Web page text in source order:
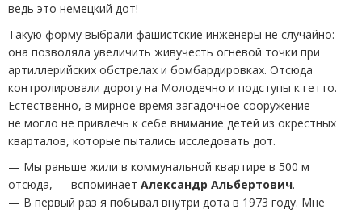
ведь это немецкий дот!
Такую форму выбрали фашистские инженеры не случайно:
она позволяла увеличить живучесть огневой точки при
артиллерийских обстрелах и бомбардировках. Отсюда
контролировали дорогу на Молодечно и подступы к гетто.
Естественно, в мирное время загадочное сооружение
не могло не привлечь к себе внимание детей из окрестных
кварталов, которые пытались исследовать дот.
— Мы раньше жили в коммунальной квартире в 500 м
отсюда, — вспоминает Александр Альбертович.
— В первый раз я побывал внутри дота в 1973 году. Мне